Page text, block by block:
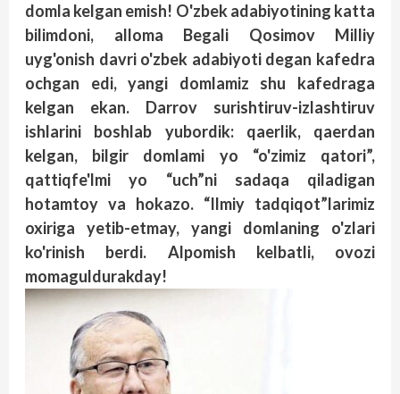
domla kelgan emish! O'zbek adabiyotining katta
bilimdoni, alloma Begali Qosimov Milliy
uyg'onish davri o'zbek adabiyoti degan kafedra
ochgan edi, yangi domlamiz shu kafedraga
kelgan ekan. Darrov surishtiruv-izlashtiruv
ishlarini boshlab yubordik: qaerlik, qaerdan
kelgan, bilgir domlami yo “o'zimiz qatori”,
qattiqfe'lmi yo “uch”ni sadaqa qiladigan
hotamtoy va hokazo. “Ilmiy tadqiqot”larimiz
oxiriga yetib-etmay, yangi domlaning o'zlari
ko'rinish berdi. Alpomish kelbatli, ovozi
momaguldurakday!